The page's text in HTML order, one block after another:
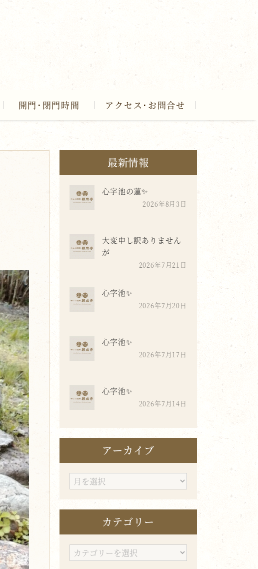
開門･閉門時間 アクセス･お問合せ
最新情報
心字池の蓮✨
2026年8月3日
大変申し訳ありません
が
2026年7月21日
心字池✨
2026年7月20日
心字池✨
2026年7月17日
心字池✨
2026年7月14日
アーカイブ
ア
カ
ブ
カテゴリー
カ